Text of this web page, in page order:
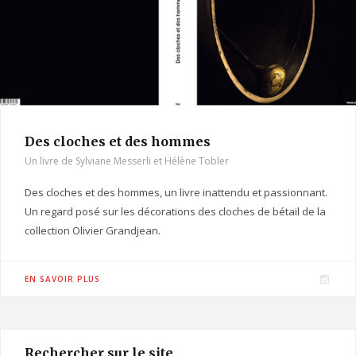
Des cloches et des hommes
Un livre de Sylviane Messerli et Hélène Tobler
Des cloches et des hommes, un livre inattendu et passionnant.
Un regard posé sur les décorations des cloches de bétail de la
collection Olivier Grandjean.
EN SAVOIR PLUS
I